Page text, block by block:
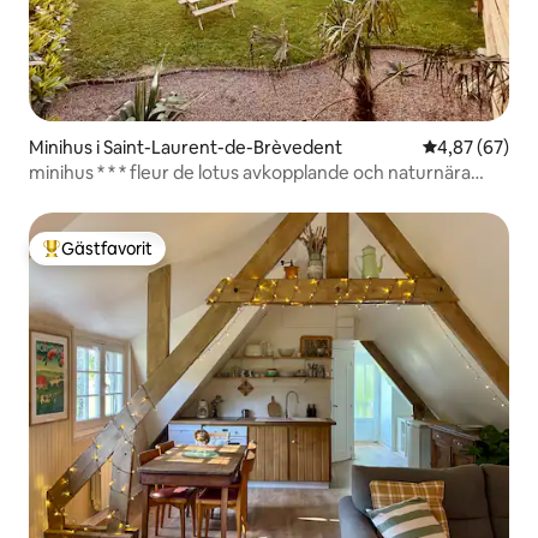
Minihus i Saint-Laurent-de-Brèvedent 4,87 av 5 i
4,87 (67)
minihus * * * fleur de lotus avkopplande och naturnära
Populär gästfavorit
Gästfavorit